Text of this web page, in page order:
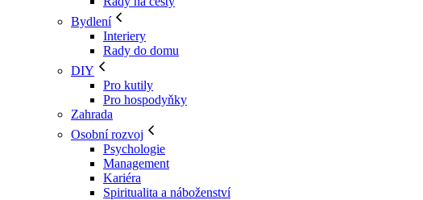
Bydlení
Interiery
Rady do domu
DIY
Pro kutily
Pro hospodyňky
Zahrada
Osobní rozvoj
Psychologie
Management
Kariéra
Spiritualita a náboženství